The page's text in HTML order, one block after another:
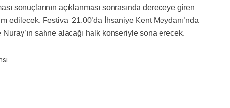
sonuçlarının açıklanması sonrasında dereceye giren
edilecek. Festival 21.00’da İhsaniye Kent Meydanı’nda
sahne alacağı halk konseriyle sona erecek.